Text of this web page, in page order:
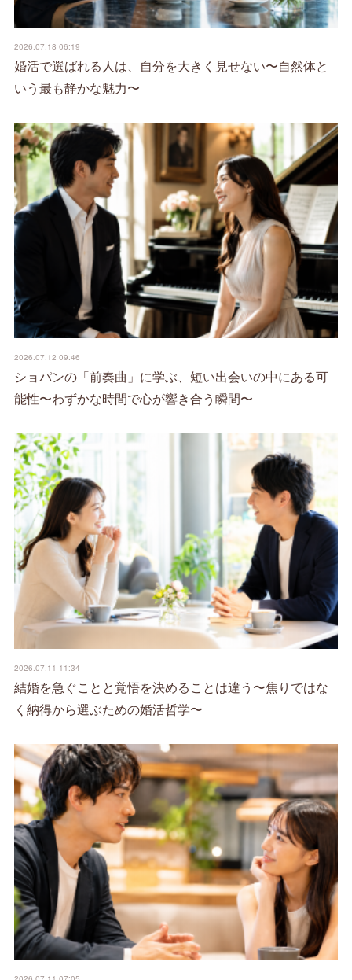
2026.07.18 06:19
婚活で選ばれる人は、自分を大きく見せない〜自然体と
いう最も静かな魅力〜
2026.07.12 09:46
ショパンの「前奏曲」に学ぶ、短い出会いの中にある可
能性〜わずかな時間で心が響き合う瞬間〜
2026.07.11 11:34
結婚を急ぐことと覚悟を決めることは違う〜焦りではな
く納得から選ぶための婚活哲学〜